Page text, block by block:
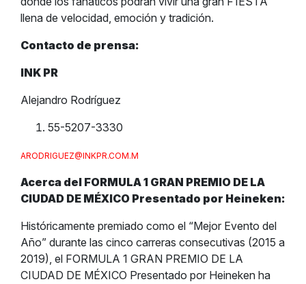
llena de velocidad, emoción y tradición.
Contacto de prensa:
INK PR
Alejandro Rodríguez
55-5207-3330
ARODRIGUEZ@INKPR.COM.M
Acerca del FORMULA 1 GRAN PREMIO DE LA
CIUDAD DE MÉXICO Presentado por Heineken:
Históricamente premiado como el “Mejor Evento del
Año” durante las cinco carreras consecutivas (2015 a
2019), el FORMULA 1 GRAN PREMIO DE LA
CIUDAD DE MÉXICO Presentado por Heineken ha